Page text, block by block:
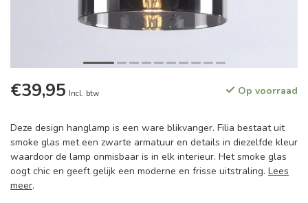
€39,95 Incl. btw Op voorraad
Deze design hanglamp is een ware blikvanger. Filia bestaat uit
smoke glas met een zwarte armatuur en details in diezelfde kleur
waardoor de lamp onmisbaar is in elk interieur. Het smoke glas
oogt chic en geeft gelijk een moderne en frisse uitstraling. Lees
meer.